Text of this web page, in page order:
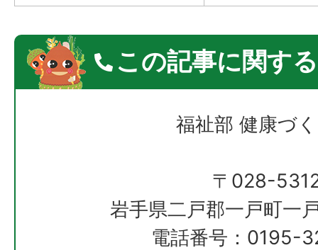
この記事に関す
福祉部 健康づ
〒028-
岩手県二戸郡一戸町一
電話番号：0195-